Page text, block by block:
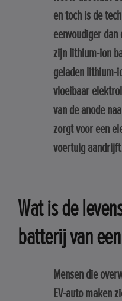
en toch is de
eenvoudiger
zijn lithium-ion
geladen lithium-
vloeibaar
van de anode
zorgt voor een
voertuig
Wat is de
batterij van
Mensen die
EV-auto maken